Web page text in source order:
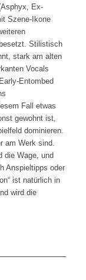
Ex-
Szene-Ikone
Stilistisch
stark am alten
Vocals
Entombed
Fall etwas
gewohnt ist,
dominieren.
am Werk sind.
die Wage, und
Anspieltipps oder
ist natürlich in
wird die